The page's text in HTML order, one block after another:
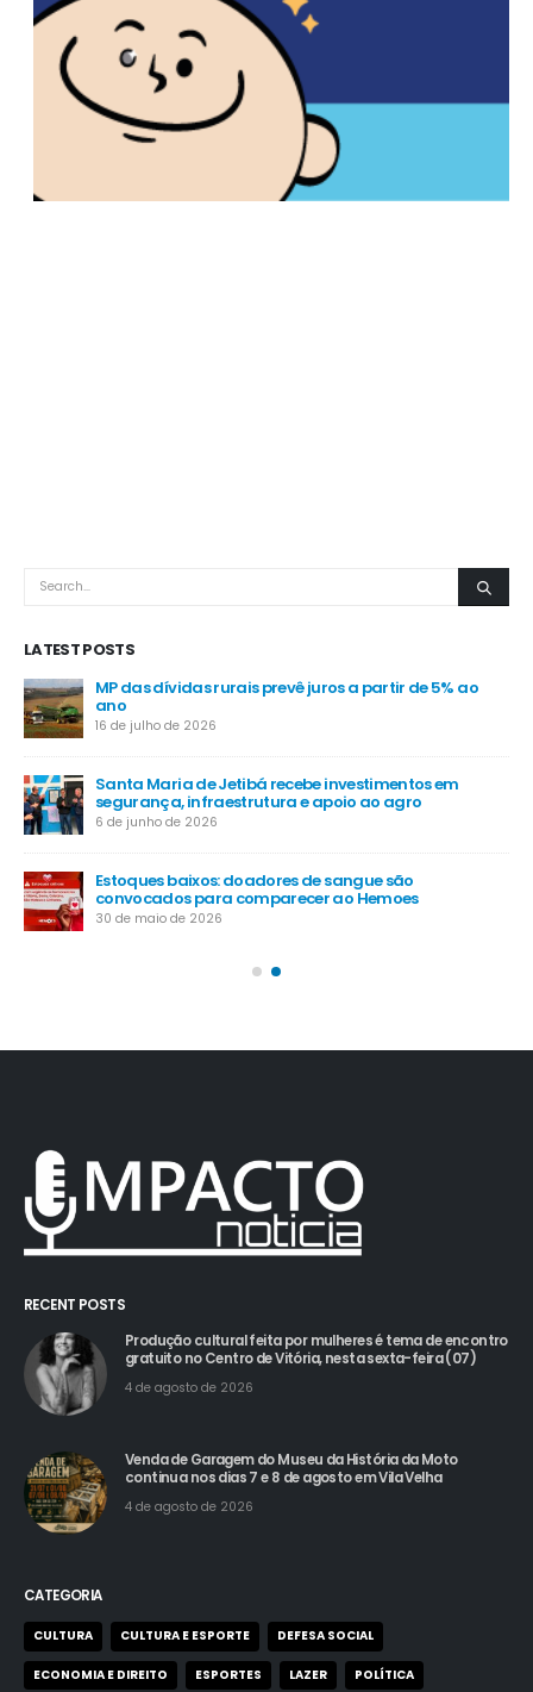
LATEST POSTS
MP das dívidas rurais prevê juros a partir de 5% ao
ano
16 de julho de 2026
Santa Maria de Jetibá recebe investimentos em
segurança, infraestrutura e apoio ao agro
6 de junho de 2026
Estoques baixos: doadores de sangue são
convocados para comparecer ao Hemoes
30 de maio de 2026
RECENT POSTS
Produção cultural feita por mulheres é tema de encontro
gratuito no Centro de Vitória, nesta sexta-feira (07)
4 de agosto de 2026
Venda de Garagem do Museu da História da Moto
continua nos dias 7 e 8 de agosto em Vila Velha
4 de agosto de 2026
CATEGORIA
CULTURA CULTURA E ESPORTE DEFESA SOCIAL
ECONOMIA E DIREITO ESPORTES LAZER POLÍTICA